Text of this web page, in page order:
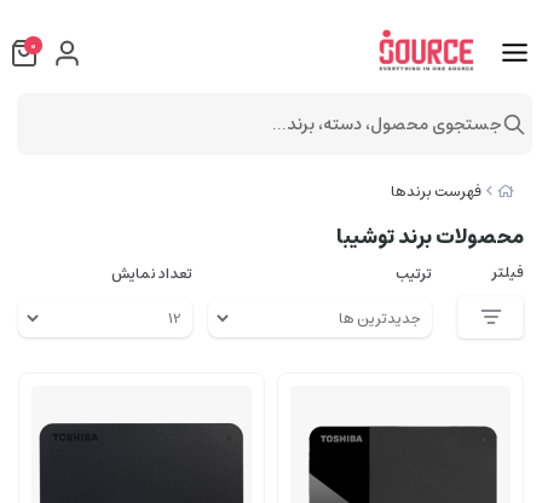
فهرست برندها
محصولات برند توشیبا
فیلتر ترتیب تعداد نمایش
0
جستجوی محصول، دسته، برند...